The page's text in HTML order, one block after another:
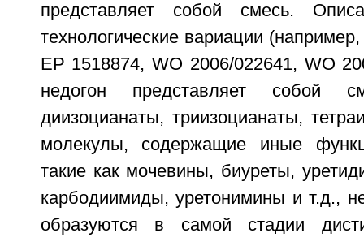
представляет собой смесь.
технологические вариации
EP 1518874, WO 2006/022641, WO
недогон представляет собой
диизоцианаты, триизоцианаты,
молекулы, содержащие иные
такие как мочевины, биуреты,
карбодиимиды, уретонимины и т.д.,
образуются в самой стадии